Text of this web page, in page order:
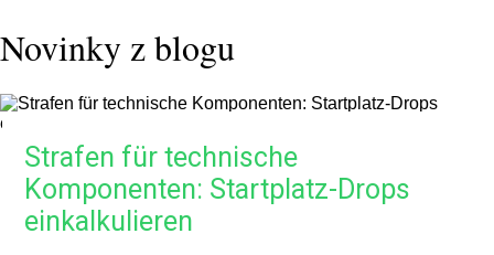
Novinky z blogu
Strafen für technische
Komponenten: Startplatz-Drops
einkalkulieren